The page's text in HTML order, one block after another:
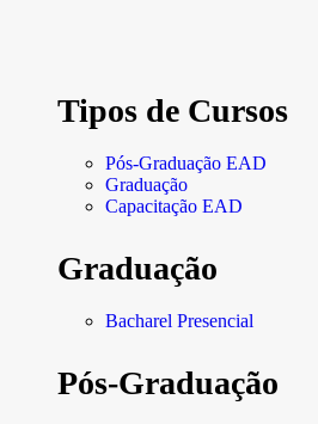
Tipos de Cursos
Pós-Graduação EAD
Graduação
Capacitação EAD
Graduação
Bacharel Presencial
Pós-Graduação